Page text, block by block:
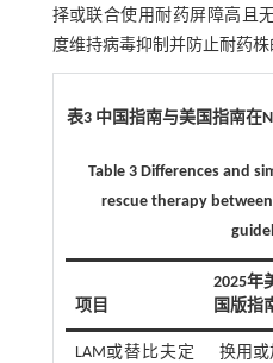
择或联合使用耐药屏障高且
度维持病毒抑制并防止耐药株
表3 中国指南与美国指南在
Table 3 Differences and
rescue therapy
项目
2025年
国版指
LAM或替比夫定
换用或